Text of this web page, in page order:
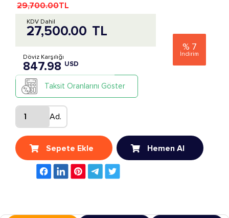
% 7
İndirim
29,700.00TL
27,500.00 TL
KDV Dahil
Döviz Karşılığı
847.98 USD
Taksit Oranlarını Göster
Ad.
Sepete Ekle Hemen Al